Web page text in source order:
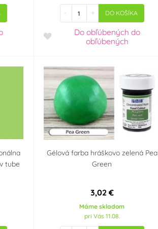
- + DO KOŠÍKA
Do obľúbenýchdo
obľúbených
tube
Gélová farba hráškovo zelená Pea
Green
3,02 €
Máme skladom
pri Vás 11.08.